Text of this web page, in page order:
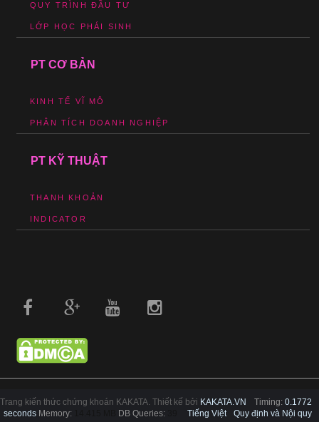
QUY TRÌNH ĐẦU TƯ
LỚP HỌC PHÁI SINH
PT CƠ BẢN
KINH TẾ VĨ MÔ
PHÂN TÍCH DOANH NGHIỆP
PT KỸ THUẬT
THANH KHOẢN
INDICATOR
Trang kiến thức chứng khoán KAKATA. Thiết kế bởi KAKATA.VN
Tiếng Việt
Quy định và Nội quy
Timing: 0.1772
seconds Memory: DB Queries: